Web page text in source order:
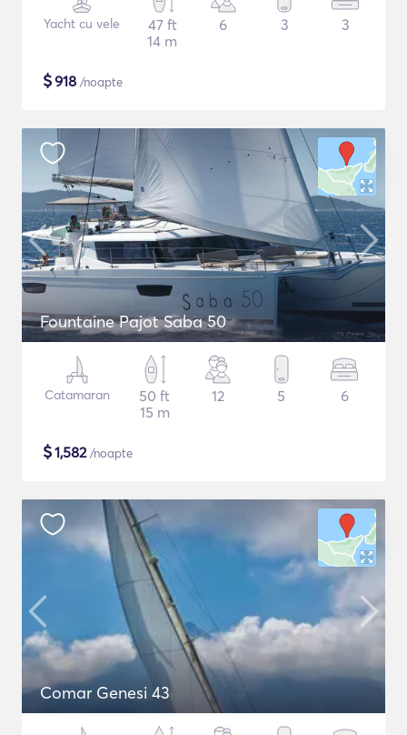
Yacht cu vele
47 ft
14 m
6 3 3
$918 /noapte
Fountaine Pajot Saba 50
Catamaran
50 ft
15 m
12 5 6
$1,582/noapte
Comar Genesi 43